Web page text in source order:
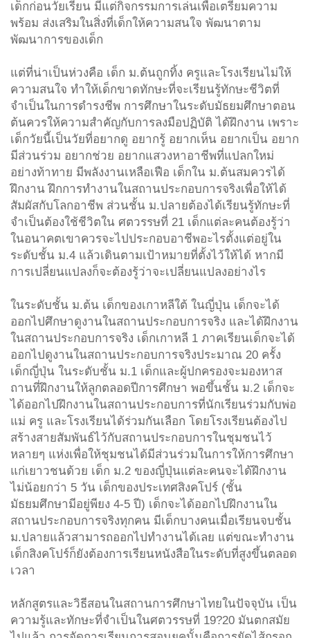
เด็กก่อนวัยเรียน มีแต่กิจกรรมการเล่นเพื่อเตรียมความ
พร้อม ส่งเสริมในสิ่งที่เด็กให้ความสนใจ พัฒนาตาม
พัฒนาการของเด็ก
แต่ที่น่าเป็นห่วงคือ เด็ก ม.ต้นถูกทิ้ง ครูและโรงเรียนไม่ให้
ความสนใจ ทำให้เด็กขาดทักษะที่จะเรียนรู้ทักษะชีวิตที่
จำเป็นในการดำรงชีพ การศึกษาในระดับมัธยมศึกษาตอน
ต้นควรให้ความสำคัญกับการลงมือปฏิบัติ ได้ฝึกงาน เพราะ
เด็กวัยนี้เป็นวัยที่อยากดู อยากรู้ อยากเห็น อยากเป็น อยาก
มีส่วนร่วม อยากช่วย อยากแสวงหาอาชีพที่แปลกใหม่
อย่างท้าทาย มีพลังงานเหลือเฟือ เด็กใน ม.ต้นสมควรได้
ฝึกงาน ฝึกการทำงานในสถานประกอบการจริงเพื่อให้ได้
สัมผัสกับโลกอาชีพ ส่วนชั้น ม.ปลายต้องได้เรียนรู้ทักษะที่
จำเป็นต้องใช้ชีวิตใน ศตวรรษที่ 21 เด็กแต่ละคนต้องรู้ว่า
ในอนาคตเขาควรจะไปประกอบอาชีพอะไรตั้งแต่อยู่ใน
ระดับชั้น ม.4 แล้วเดินตามเป้าหมายที่ตั้งไว้ให้ได้ หากมี
การเปลี่ยนแปลงก็จะต้องรู้ว่าจะเปลี่ยนแปลงอย่างไร
ในระดับชั้น ม.ต้น เด็กของเกาหลีใต้ ในญี่ปุ่น เด็กจะได้
ออกไปศึกษาดูงานในสถานประกอบการจริง และได้ฝึกงาน
ในสถานประกอบการจริง เด็กเกาหลี 1 ภาคเรียนเด็กจะได้
ออกไปดูงานในสถานประกอบการจริงประมาณ 20 ครั้ง
เด็กญี่ปุ่น ในระดับชั้น ม.1 เด็กและผู้ปกครองจะมองหาส
ถานที่ฝึกงานให้ลูกตลอดปีการศึกษา พอขึ้นชั้น ม.2 เด็กจะ
ได้ออกไปฝึกงานในสถานประกอบการที่นักเรียนร่วมกับพ่อ
แม่ ครู และโรงเรียนได้ร่วมกันเลือก โดยโรงเรียนต้องไป
สร้างสายสัมพันธ์ไว้กับสถานประกอบการในชุมชนไว้
หลายๆ แห่งเพื่อให้ชุมชนได้มีส่วนร่วมในการให้การศึกษา
แก่เยาวชนด้วย เด็ก ม.2 ของญี่ปุ่นแต่ละคนจะได้ฝึกงาน
ไม่น้อยกว่า 5 วัน เด็กของประเทศสิงคโปร์ (ชั้น
มัธยมศึกษามีอยู่พียง 4-5 ปี) เด็กจะได้ออกไปฝึกงานใน
สถานประกอบการจริงทุกคน มีเด็กบางคนเมื่อเรียนจบชั้น
ม.ปลายแล้วสามารถออกไปทำงานได้เลย แต่ขณะทำงาน
เด็กสิงคโปร์ก็ยังต้องการเรียนหนังสือในระดับที่สูงขึ้นตลอด
เวลา
หลักสูตรและวิธีสอนในสถานการศึกษาไทยในปัจจุบัน เป็น
ความรู้และทักษะที่จำเป็นในศตวรรษที่ 19?20 มันตกสมัย